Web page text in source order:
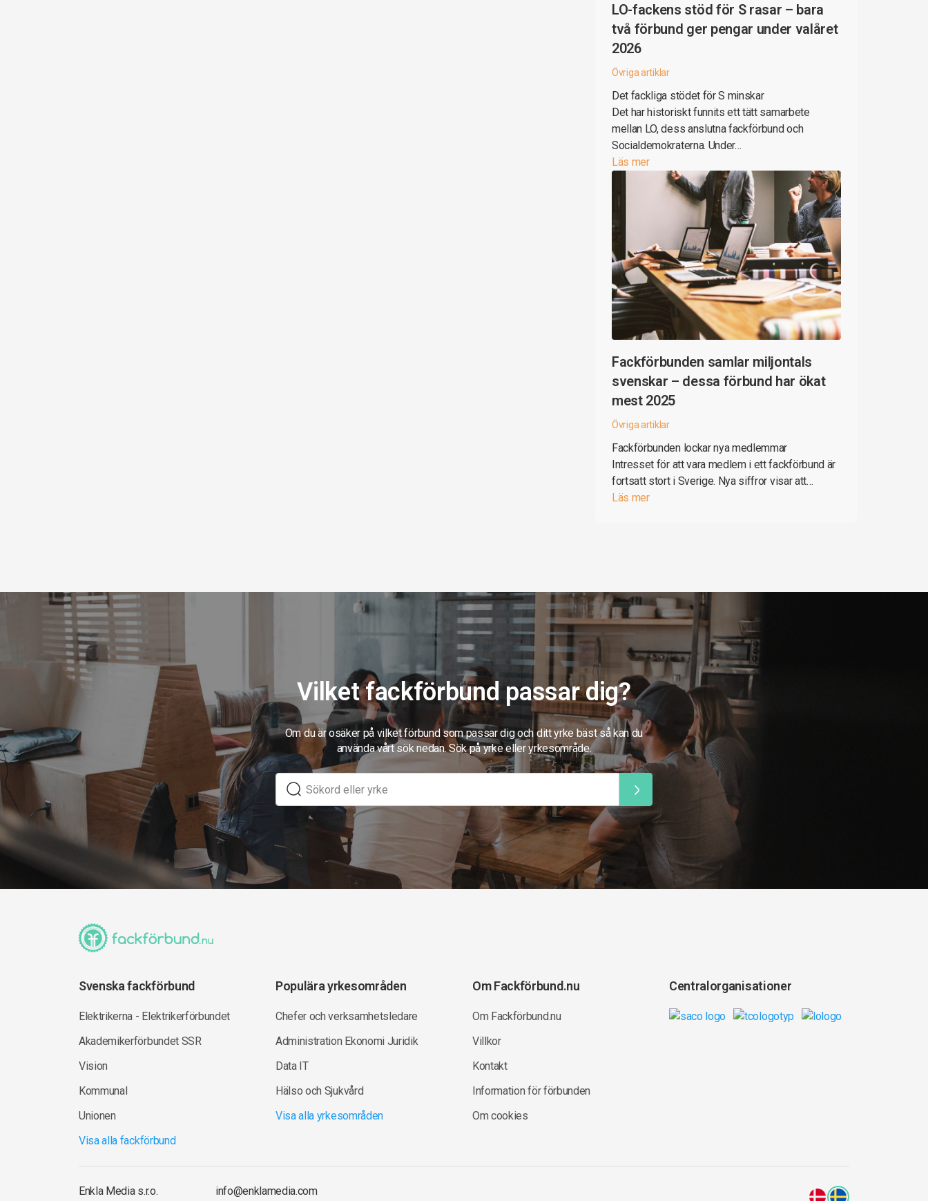
LO-fackens stöd för S rasar – bara
två förbund ger pengar under valåret
2026
Övriga artiklar
Det fackliga stödet för S minskar
Det har historiskt funnits ett tätt samarbete
mellan LO, dess anslutna fackförbund och
Socialdemokraterna. Under…
Läs mer
Fackförbunden samlar miljontals
svenskar – dessa förbund har ökat
mest 2025
Övriga artiklar
Fackförbunden lockar nya medlemmar
Intresset för att vara medlem i ett fackförbund är
fortsatt stort i Sverige. Nya siffror visar att…
Läs mer
Vilket fackförbund passar dig?
Om du är osäker på vilket förbund som passar dig och ditt yrke bäst så kan du
använda vårt sök nedan. Sök på yrke eller yrkesområde.
Svenska fackförbund
Elektrikerna - Elektrikerförbundet
Akademikerförbundet SSR
Vision
Kommunal
Unionen
Visa alla fackförbund
Populära yrkesområden
Chefer och verksamhetsledare
Administration Ekonomi Juridik
Data IT
Hälso och Sjukvård
Visa alla yrkesområden
Om Fackförbund.nu
Om Fackförbund.nu
Villkor
Kontakt
Information för förbunden
Om cookies
Centralorganisationer
Enkla Media s.r.o. info@enklamedia.com